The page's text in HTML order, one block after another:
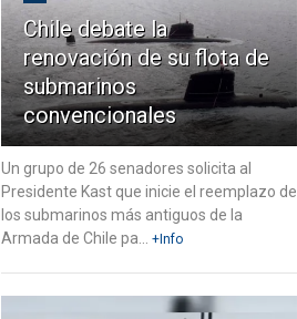
Chile debate la
renovación de su flota de
submarinos
convencionales
Un grupo de 26 senadores solicita al
Presidente Kast que inicie el reemplazo de
los submarinos más antiguos de la
Armada de Chile pa...
+Info